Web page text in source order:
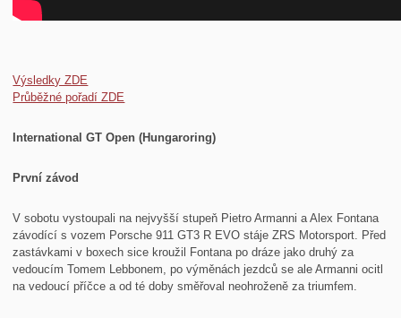
Výsledky ZDE
Průběžné pořadí ZDE
International GT Open (Hungaroring)
První závod
V sobotu vystoupali na nejvyšší stupeň Pietro Armanni a Alex Fontana
závodící s vozem Porsche 911 GT3 R EVO stáje ZRS Motorsport. Před
zastávkami v boxech sice kroužil Fontana po dráze jako druhý za
vedoucím Tomem Lebbonem, po výměnách jezdců se ale Armanni ocitl
na vedoucí příčce a od té doby směřoval neohroženě za triumfem.